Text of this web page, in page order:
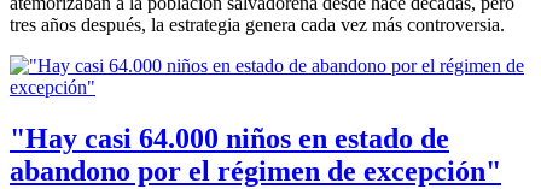
tres años después, la estrategia genera cada vez más controversia.
"Hay casi 64.000 niños en estado de
abandono por el régimen de excepción"